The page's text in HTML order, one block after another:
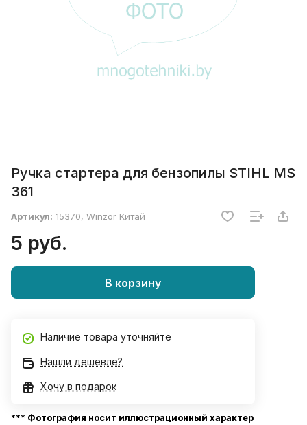
Ручка стартера для бензопилы STIHL MS
361
Артикул: 15370, Winzor Китай
5 руб.
В корзину
Наличие товара уточняйте
Нашли дешевле?
Хочу в подарок
*** Фотография носит иллюстрационный характер